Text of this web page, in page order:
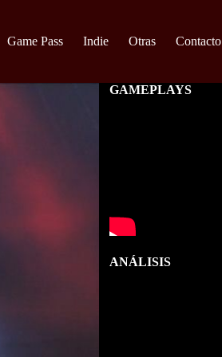
Game Pass Indie Otras Contacto
GAMEPLAYS
ANÁLISIS